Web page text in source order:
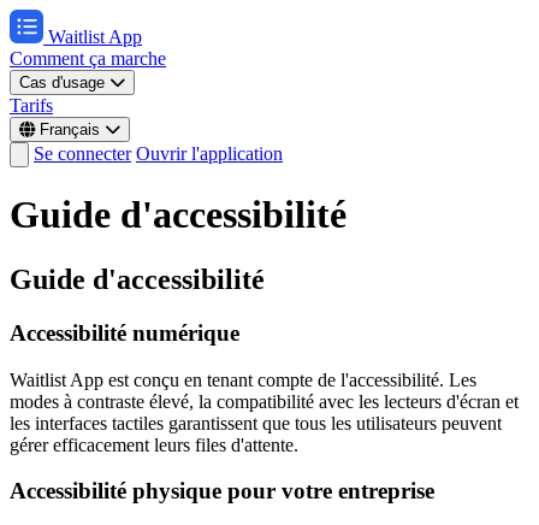
Waitlist App
Comment ça marche
Cas d'usage
Tarifs
Français
Se connecter Ouvrir l'application
Guide d'accessibilité
Guide d'accessibilité
Accessibilité numérique
Waitlist App est conçu en tenant compte de l'accessibilité. Les
modes à contraste élevé, la compatibilité avec les lecteurs d'écran et
les interfaces tactiles garantissent que tous les utilisateurs peuvent
gérer efficacement leurs files d'attente.
Accessibilité physique pour votre entreprise